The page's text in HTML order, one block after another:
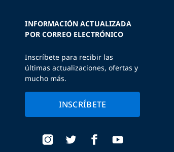
INFORMACIÓN ACTUALIZADA
POR CORREO ELECTRÓNICO
Inscríbete para recibir las
últimas actualizaciones, ofertas y
mucho más.
INSCRÍBETE